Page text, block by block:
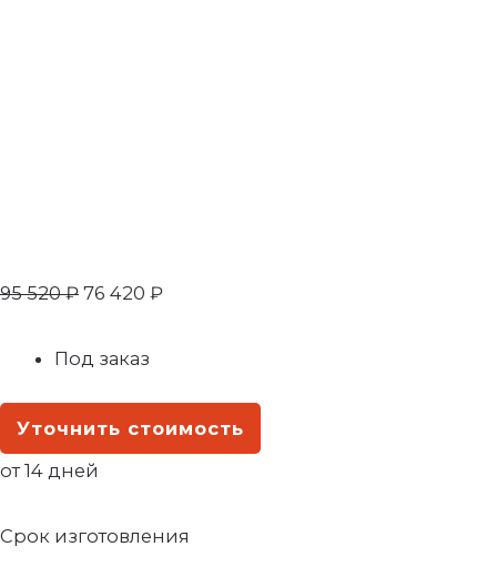
95 520₽ 76 420 ₽
Под заказ
Уточнить стоимость
от 14 дней
Срок изготовления